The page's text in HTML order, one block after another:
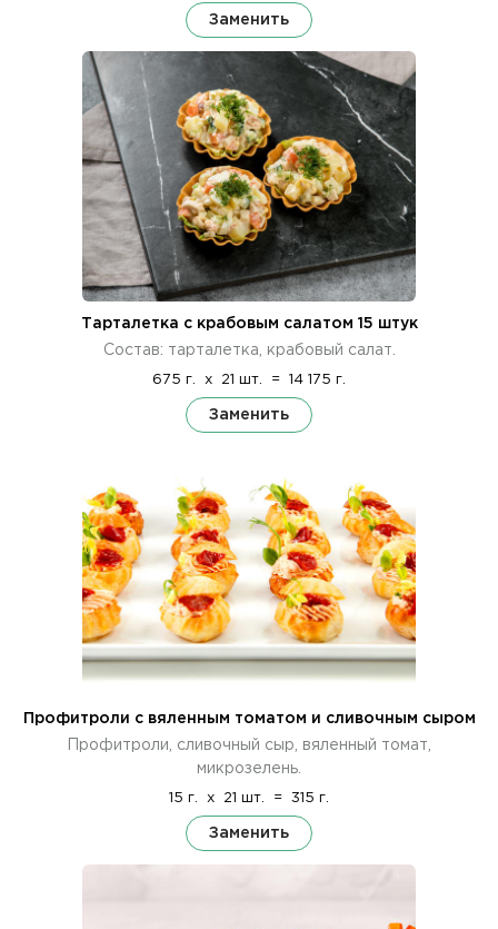
Заменить
Тарталетка с крабовым салатом 15 штук
Состав: тарталетка, крабовый салат.
675 г. x 21 шт. = 14 175 г.
Заменить
Профитроли с вяленным томатом и сливочным сыром
Профитроли, сливочный сыр, вяленный томат,
микрозелень.
15 г. x 21 шт. = 315 г.
Заменить